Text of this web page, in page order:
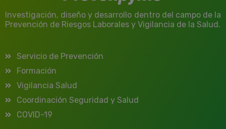
Investigación, diseño y desarrollo dentro del campo de la
Prevención de Riesgos Laborales y Vigilancia de la Salud.
Servicio de Prevención
Formación
Vigilancia Salud
Coordinación Seguridad y Salud
COVID-19